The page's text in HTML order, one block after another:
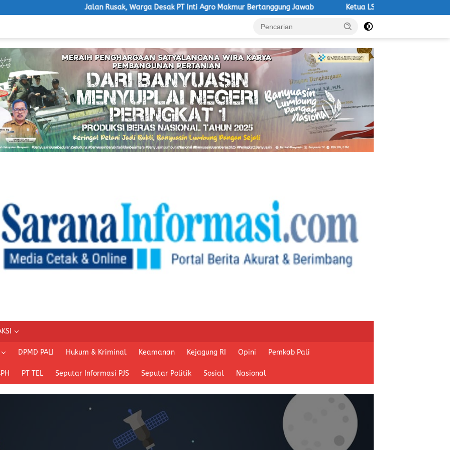
Jalan Rusak, Warga Desak PT Inti Agro Makmur Bertanggung Jawab Ketua LSM Macan Desak Satpol PP Tegakkan
DPMD PALI Hukum & Kriminal Keamanan Kejagung RI Opini Pemkab Pali
PT TEL Seputar Informasi PJS Seputar Politik Sosial Nasional